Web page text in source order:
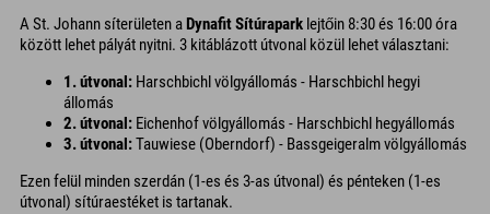
A St. Johann síterületen a Dynafit Sítúrapark lejtőin 8:30 és 16:00 óra
között lehet pályát nyitni. 3 kitáblázott útvonal közül lehet választani:
1. útvonal: Harschbichl völgyállomás - Harschbichl hegyi
állomás
2. útvonal: Eichenhof völgyállomás - Harschbichl hegyállomás
3. útvonal:Tauwiese (Oberndorf) - Bassgeigeralm völgyállomás
Ezen felül minden szerdán (1-es és 3-as útvonal) és pénteken (1-es
útvonal) sítúraestéket is tartanak.